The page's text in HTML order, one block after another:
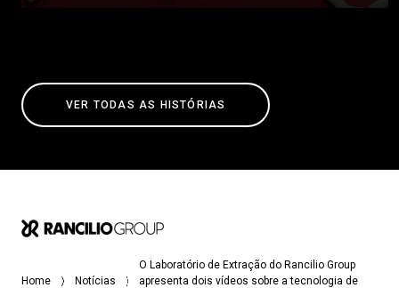
VER TODAS AS HISTÓRIAS
Home Notícias
O Laboratório de Extração do Rancilio Group
apresenta dois vídeos sobre a tecnologia de